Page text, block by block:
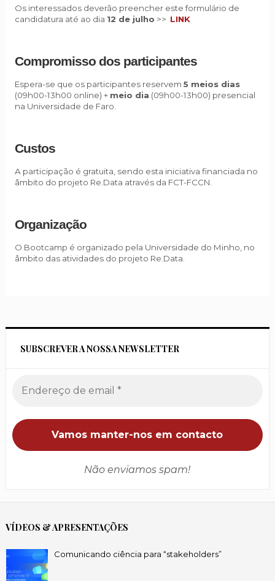
Os interessados deverão preencher este formulário de
candidatura até ao dia 12 de julho >> LINK
Compromisso dos participantes
Espera-se que os participantes reservem 5 meios dias
(09h00-13h00 online) + meio dia (09h00-13h00) presencial
na Universidade de Faro.
Custos
A participação é gratuita, sendo esta iniciativa financiada no
âmbito do projeto Re.Data através da FCT-FCCN.
Organização
O Bootcamp é organizado pela Universidade do Minho, no
âmbito das atividades do projeto Re.Data.
SUBSCREVER A NOSSA NEWSLETTER
Não enviamos spam!
VÍDEOS & APRESENTAÇÕES
Comunicando ciência para “stakeholders”